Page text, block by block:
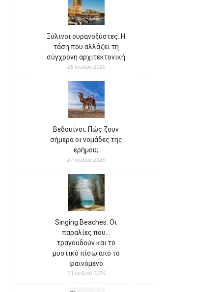
Ξύλινοι ουρανοξύστες: Η
τάση που αλλάζει τη
σύγχρονη αρχιτεκτονική
28 Ιουλίου 2026
Βεδουίνοι: Πώς ζουν
σήμερα οι νομάδες της
ερήμου;
27 Ιουλίου 2026
Singing Beaches: Οι
παραλίες που…
τραγουδούν και το
μυστικό πίσω από το
φαινόμενο
23 Ιουλίου 2026